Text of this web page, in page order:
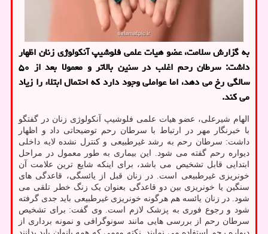
به گزارش سلامت، عضو هیات علمی فلوشیپ آنکولوژی زنان اظهار
داشت: سرطان رحم اغلب در سنین بالاتر و معمولا بعد از ۵۰
سالگی رخ می دهد، اما عواملی وجود دارد که احتمال ابتلاء را زیاد
می کند.
الهام شیرعلی، عضو هیات علمی فلوشیپ آنکولوژی زنان در گفتگو
با خبرنگار مهر در ارتباط با سرطان رحم توضیحاتی داد و اظهار
داشت: سرطان رحم به رشد غیرطبیعی و کنترل نشده لایه داخلی
دیواره رحم گفته می شود. این بیماری به طور معمول در مراحل
ابتدایی قابل تشخیص می باشد، برای اینکه شایع ترین علامت آن
خونریزی غیرطبیعی است. در زنان قبل از یائسگی، قاعدگی های
سنگین یا خونریزی بین دو قاعدگی بعنوان یک زنگ خطر تلقی می
شود. در زنان یائسه هم هرگونه خونریزی غیرطبیعی باید جدی گرفته
شود و رجوع فوری به پزشک لازم است. وی گفت: برای تشخیص
سرطان رحم از بررسی هایی مانند سونوگرافی و نمونه برداری از